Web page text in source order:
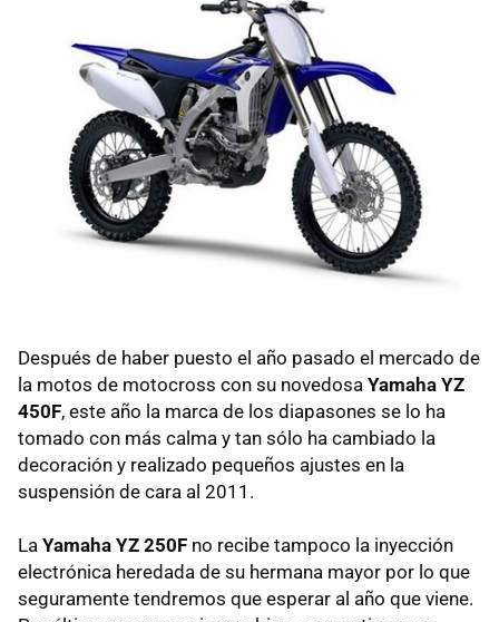
Después de haber puesto el año pasado el mercado de
la motos de motocross con su novedosa Yamaha YZ
450F, este año la marca de los diapasones se lo ha
tomado con más calma y tan sólo ha cambiado la
decoración y realizado pequeños ajustes en la
suspensión de cara al 2011.
La Yamaha YZ 250F no recibe tampoco la inyección
electrónica heredada de su hermana mayor por lo que
seguramente tendremos que esperar al año que viene.